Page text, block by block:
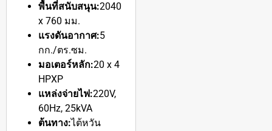
พื้นที่สนับสนุน:2040
x 760 มม.
แรงดันอากาศ:5
กก./ตร.ซม.
มอเตอร์หลัก:20 x 4
HPXP
แหล่งจ่ายไฟ:220V,
60Hz, 25kVA
ต้นทาง:ไต้หวัน